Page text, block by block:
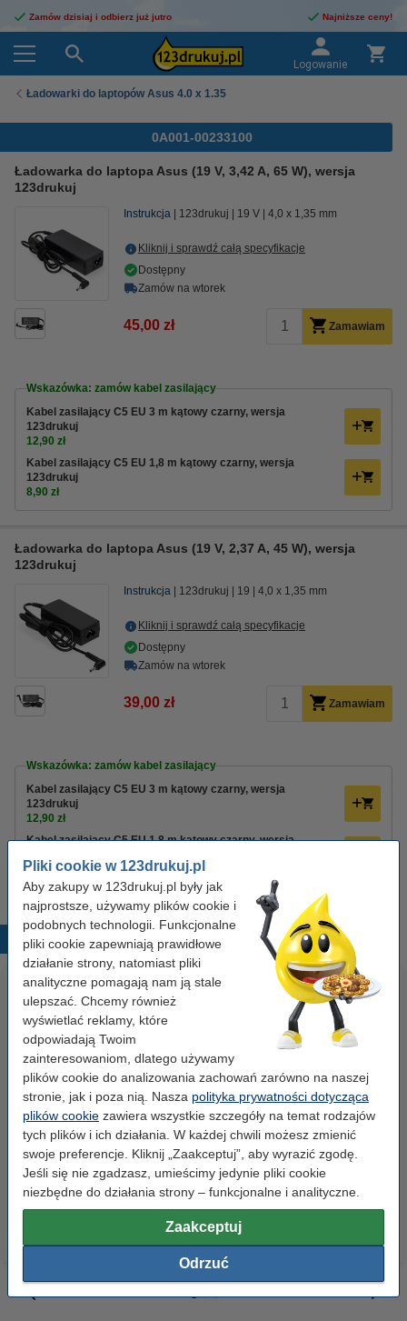
Pliki cookie w 123drukuj.pl
Aby zakupy w 123drukuj.pl były jak
najprostsze, używamy plików cookie i
podobnych technologii. Funkcjonalne
pliki cookie zapewniają prawidłowe
działanie strony, natomiast pliki
analityczne pomagają nam ją stale
ulepszać. Chcemy również
wyświetlać reklamy, które
odpowiadają Twoim
zainteresowaniom, dlatego używamy
plików cookie do analizowania zachowań zarówno na naszej
stronie, jak i poza nią. Nasza polityka prywatności dotycząca
plików cookie zawiera wszystkie szczegóły na temat rodzajów
tych plików i ich działania. W każdej chwili możesz zmienić
swoje preferencje. Kliknij „Zaakceptuj”, aby wyrazić zgodę.
Jeśli się nie zgadzasz, umieścimy jedynie pliki cookie
niezbędne do działania strony – funkcjonalne i analityczne.
Zaakceptuj
Odrzuć
Zamów dzisiaj i odbierz już jutro Najniższe ceny!
Logowanie
Ładowarki do laptopów Asus 4.0 x 1.35
0A001-00233100
Ładowarka do laptopa Asus (19 V, 3,42 A, 65 W), wersja
123drukuj
Instrukcja 123drukuj 19 V 4,0 x 1,35 mm
Kliknij i sprawdź całą specyfikacje
Dostępny
Zamów na wtorek
45,00 zł Zamawiam
Wskazówka: zamów kabel zasilający
Kabel zasilający C5 EU 3 m kątowy czarny, wersja
123drukuj
12,90 zł
Kabel zasilający C5 EU 1,8 m kątowy czarny, wersja
123drukuj
8,90 zł
Ładowarka do laptopa Asus (19 V, 2,37 A, 45 W), wersja
123drukuj
Instrukcja 123drukuj 19 4,0 x 1,35 mm
Kliknij i sprawdź całą specyfikacje
Dostępny
Zamów na wtorek
39,00 zł Zamawiam
Wskazówka: zamów kabel zasilający
Kabel zasilający C5 EU 3 m kątowy czarny, wersja
123drukuj
12,90 zł
Kabel zasilający C5 EU 1,8 m kątowy czarny, wersja
8,90 zł
Popularne produkty
Etykiety wysyłkowe A6 (105 x
148 mm), 100 etykiet, 123drukuj
14,90 zł z VAT
Baterie AAA LR03 123drukuj
Xtreme Power MN2400, 24
sztuki
35,00 zł z VAT